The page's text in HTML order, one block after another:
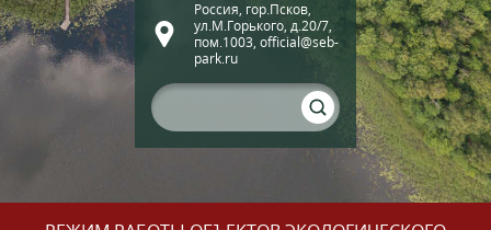
Россия, гор.Псков,
ул.М.Горького, д.20/7,
пом.1003, official@seb-
park.ru